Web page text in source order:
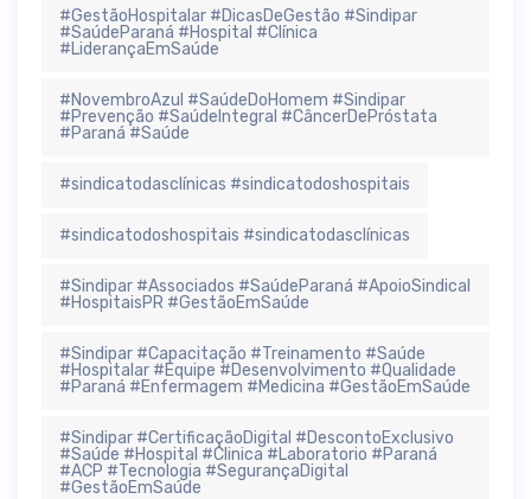
#GestãoHospitalar #DicasDeGestão #Sindipar
#SaúdeParaná #Hospital #Clínica
#LiderançaEmSaúde
#NovembroAzul #SaúdeDoHomem #Sindipar
#Prevenção #SaúdeIntegral #CâncerDePróstata
#Paraná #Saúde
#sindicatodasclínicas #sindicatodoshospitais
#sindicatodoshospitais #sindicatodasclínicas
#Sindipar #Associados #SaúdeParaná #ApoioSindical
#HospitaisPR #GestãoEmSaúde
#Sindipar #Capacitação #Treinamento #Saúde
#Hospitalar #Equipe #Desenvolvimento #Qualidade
#Paraná #Enfermagem #Medicina #GestãoEmSaúde
#Sindipar #CertificaçãoDigital #DescontoExclusivo
#Saúde #Hospital #Clinica #Laboratorio #Paraná
#ACP #Tecnologia #SegurançaDigital
#GestãoEmSaúde